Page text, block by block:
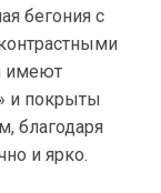
бегония с
имеют
и покрыты
благодаря
и ярко.